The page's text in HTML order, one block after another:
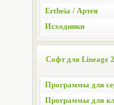
Ertheia / Артея
Исходники
Софт для Lineage 2
Программы для
Программы для